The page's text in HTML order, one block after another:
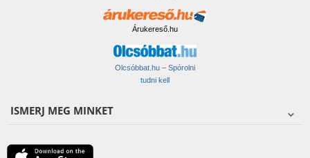
Árukereső.hu
Olcsóbbat.hu – Spórolni
tudni kell
ISMERJ MEG MINKET